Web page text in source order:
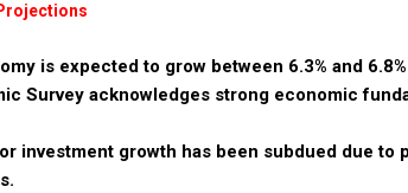
is expected to grow between 6.3% and
Survey acknowledges strong economic
investment growth has been subdued due